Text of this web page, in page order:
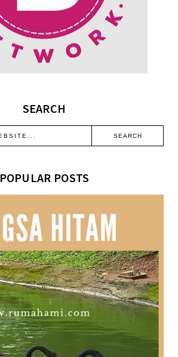
SEARCH
POPULAR POSTS